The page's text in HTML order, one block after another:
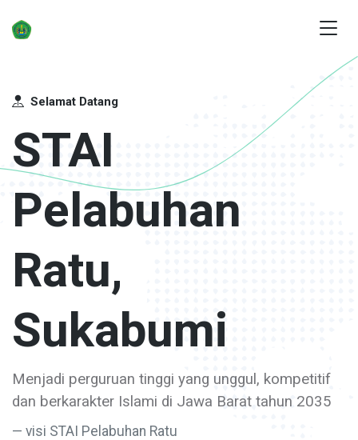
Selamat Datang
STAI
Pelabuhan
Ratu,
Sukabumi
Menjadi perguruan tinggi yang unggul, kompetitif
dan berkarakter Islami di Jawa Barat tahun 2035
visi STAI Pelabuhan Ratu